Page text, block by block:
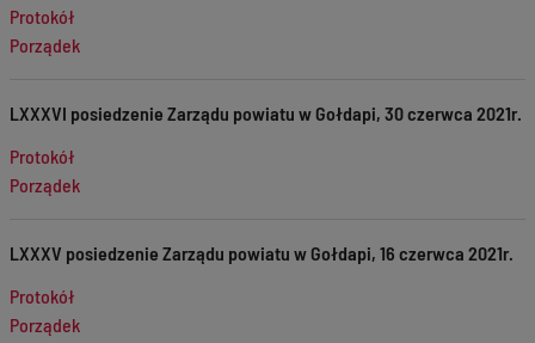
Protokół
Porządek
LXXXVI posiedzenie Zarządu powiatu w Gołdapi, 30 czerwca 2021r.
Protokół
Porządek
LXXXV posiedzenie Zarządu powiatu w Gołdapi, 16 czerwca 2021r.
Protokół
Porządek